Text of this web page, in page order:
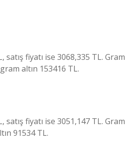
fiyatı ise 3068,335 TL. Gram
altın 153416 TL.
fiyatı ise 3051,147 TL. Gram
91534 TL.